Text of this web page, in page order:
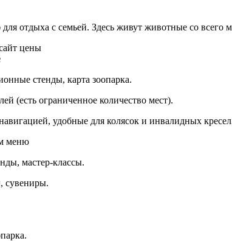
отдыха с семьей. Здесь живут животные со
стенды, карта зоопарка.
(есть ограниченное количество мест).
удобные для колясок и инвалидных
меню
мастер-классы.
сувениры.